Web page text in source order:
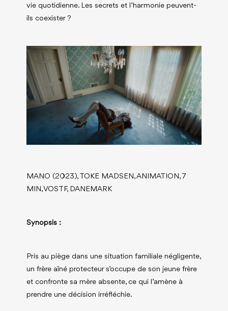
vie quotidienne. Les secrets et l’harmonie peuvent-
ils coexister ?
MANO (2023), TOKE MADSEN, ANIMATION, 7
MIN, VOSTF, DANEMARK
Synopsis :
Pris au piège dans une situation familiale négligente,
un frère aîné protecteur s’occupe de son jeune frère
et confronte sa mère absente, ce qui l’amène à
prendre une décision irréfléchie.